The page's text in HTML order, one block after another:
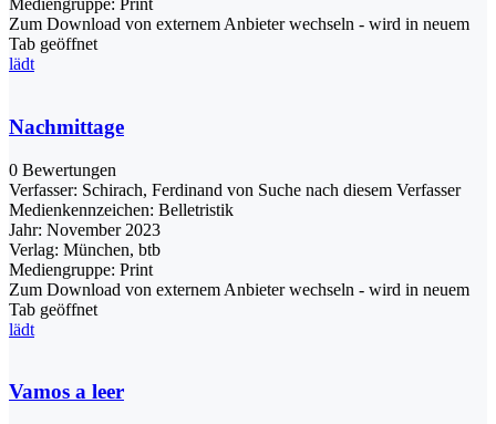
Mediengruppe: Print
Zum Download von externem Anbieter wechseln - wird in neuem
Tab geöffnet
lädt
Nachmittage
0 Bewertungen
Verfasser: Schirach, Ferdinand von Suche nach diesem Verfasser
Medienkennzeichen: Belletristik
Jahr: November 2023
Verlag: München, btb
Mediengruppe: Print
Zum Download von externem Anbieter wechseln - wird in neuem
Tab geöffnet
lädt
Vamos a leer